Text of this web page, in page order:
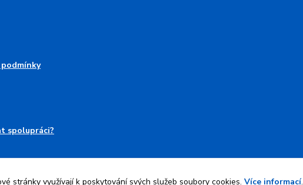
spolupráci?
stránky využívají k poskytování svých služeb soubory cookies. Více informací.